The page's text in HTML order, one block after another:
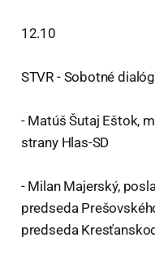
12.10
STVR - Sobotné
- Matúš Šutaj Eštok,
strany Hlas-SD
- Milan Majerský,
predseda
predseda